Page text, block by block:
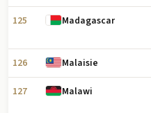
125 Madagascar
126 Malaisie
127 Malawi